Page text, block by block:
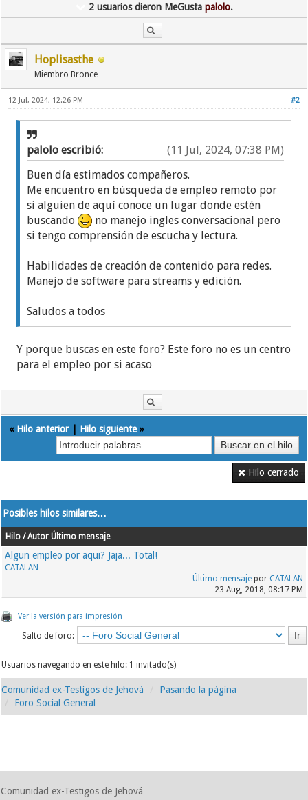
2 usuarios dieron MeGusta palolo.
Hoplisasthe
Miembro Bronce
#2
12 Jul, 2024, 12:26 PM
(11 Jul, 2024, 07:38 PM)
palolo escribió:
Buen día estimados compañeros.
Me encuentro en búsqueda de empleo remoto por
si alguien de aquí conoce un lugar donde estén
buscando
no manejo ingles conversacional pero
si tengo comprensión de escucha y lectura.
Habilidades de creación de contenido para redes.
Manejo de software para streams y edición.
Saludos a todos
Y porque buscas en este foro? Este foro no es un centro
para el empleo por si acaso
« Hilo anterior| Hilo siguiente»
Hilo cerrado
Posibles hilos similares…
Hilo / Autor Último mensaje
Algun empleo por aqui? Jaja... Total!
CATALAN
Último mensajepor CATALAN
23 Aug, 2018, 08:17 PM
Ver la versión para impresión
Salto de foro:
Usuarios navegando en este hilo: 1 invitado(s)
Comunidad ex-Testigos de Jehová
Pasando la página
Foro Social General
Comunidad ex-Testigos de Jehová